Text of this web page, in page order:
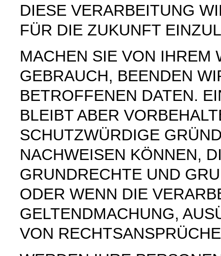
DIESE VERARBEITUNG
FÜR DIE ZUKUNFT
MACHEN SIE VON IHREM
GEBRAUCH, BEENDEN
BETROFFENEN DATEN.
BLEIBT ABER
SCHUTZWÜRDIGE
NACHWEISEN KÖNNEN,
GRUNDRECHTE UND
ODER WENN DIE
GELTENDMACHUNG,
VON